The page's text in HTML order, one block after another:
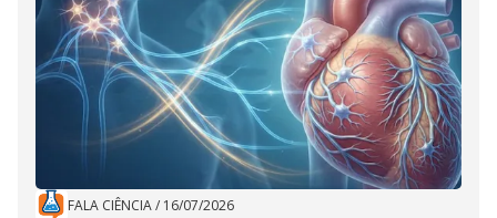
FALA CIÊNCIA/ 16/07/2026